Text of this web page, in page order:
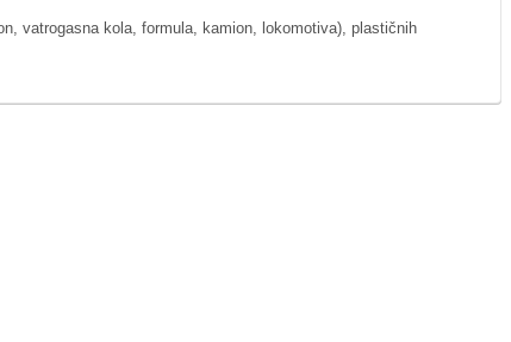
vatrogasna kola, formula, kamion, lokomotiva), plastičnih